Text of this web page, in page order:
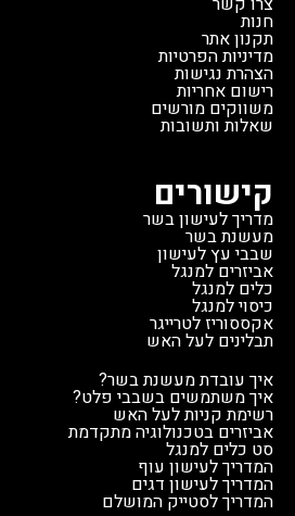
חנות
תקנון אתר
מדיניות הפרטיות
הצהרת נגישות
רישום אחריות
משווקים מורשים
שאלות ותשובות
קישורים
מדריך לעישון בשר
מעשנת בשר
שבבי עץ לעישון
אביזרים למנגל
כלים למנגל
כיסוי למנגל
אקססוריז לטרייגר
תבלינים לעל האש
איך עובדת מעשנת בשר?
איך משתמשים בשבבי פלט?
רשימת קניות לעל האש
אביזרים בטכנולוגיה מתקדמת
סט כלים למנגל
המדריך לעישון עוף
המדריך לעישון דגים
המדריך לסטייק המושלם